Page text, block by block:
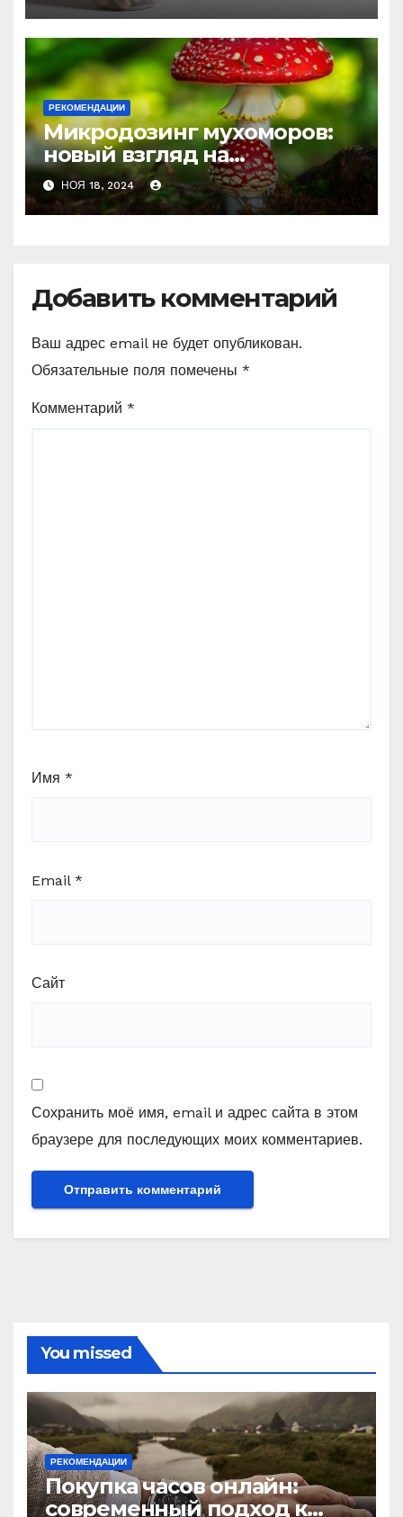
истощения
РЕКОМЕНДАЦИИ
Микродозинг мухоморов:
новый взгляд на
психоделику
НОЯ 18, 2024
Добавить комментарий
Ваш адрес email не будет опубликован.
Обязательные поля помечены *
Комментарий *
Имя *
Email *
Сайт
Сохранить моё имя, email и адрес сайта в этом
браузере для последующих моих комментариев.
You missed
РЕКОМЕНДАЦИИ
Покупка часов онлайн:
современный подход к